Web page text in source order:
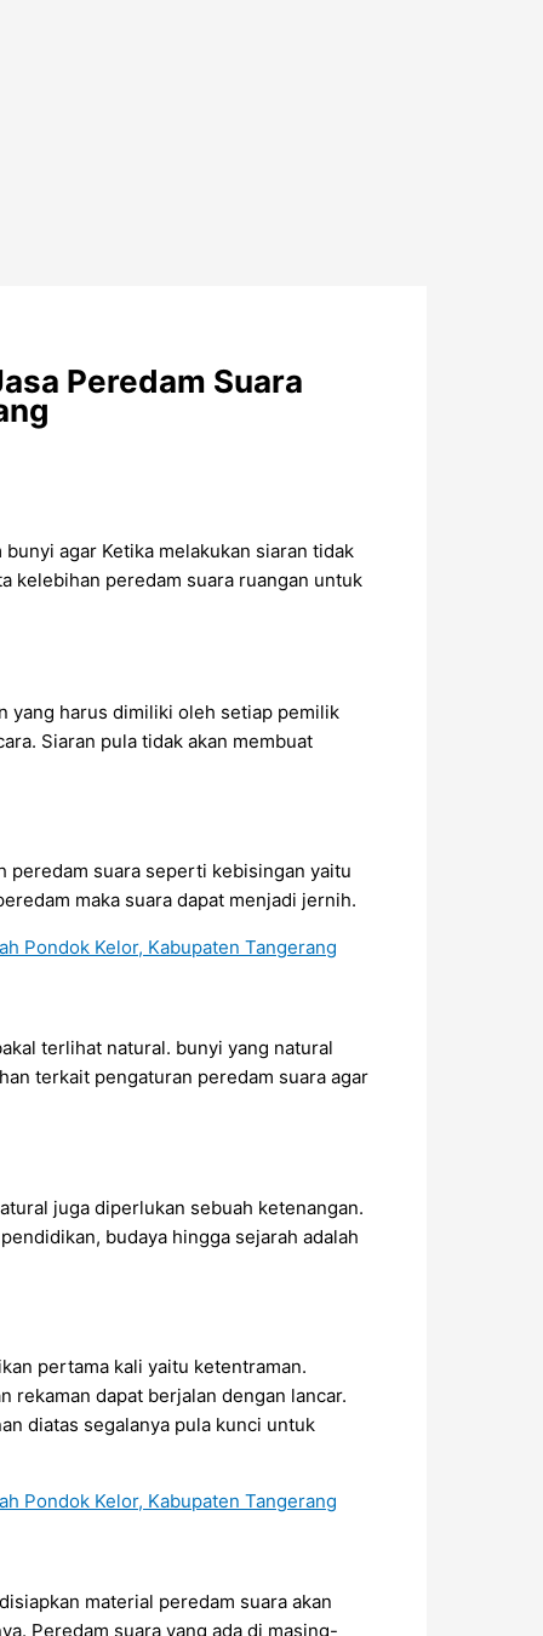
Peredam Suara
agar Ketika melakukan siaran tidak
kelebihan peredam suara ruangan untuk
yang harus dimiliki oleh setiap pemilik
Siaran pula tidak akan membuat
peredam suara seperti kebisingan yaitu
maka suara dapat menjadi jernih.
terlihat natural. bunyi yang natural
terkait pengaturan peredam suara agar
juga diperlukan sebuah ketenangan.
budaya hingga sejarah adalah
pertama kali yaitu ketentraman.
rekaman dapat berjalan dengan lancar.
diatas segalanya pula kunci untuk
material peredam suara akan
Peredam suara yang ada di masing-